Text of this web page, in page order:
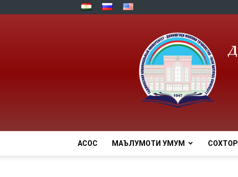
АСОСӢ МАЪЛУМОТИ УМУМӢ СОХТОР